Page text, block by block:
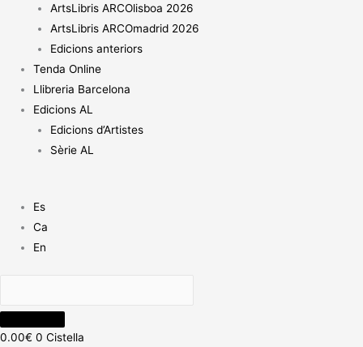
ArtsLibris ARCOlisboa 2026
ArtsLibris ARCOmadrid 2026
Edicions anteriors
Tenda Online
Llibreria Barcelona
Edicions AL
Edicions d’Artistes
Sèrie AL
Es
Ca
En
0.00€ 0 Cistella